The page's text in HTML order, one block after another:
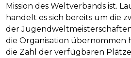
Mission des Weltverbands ist.
handelt es sich bereits um die
der
die Organisation übernommen
die Zahl der verfügbaren